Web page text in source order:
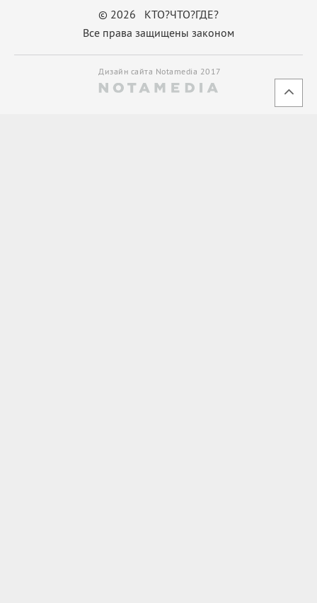
© 2026 КТО?ЧТО?ГДЕ?
Все права защищены законом
Дизайн сайта Notamedia 2017